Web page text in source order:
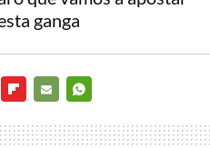
ganga
MAIL